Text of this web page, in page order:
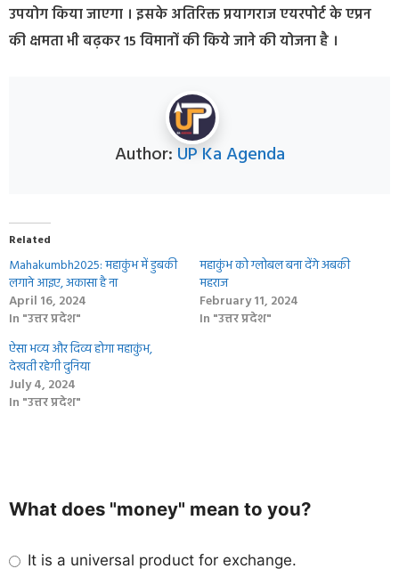
उपयोग किया जाएगा । इसके अतिरिक्त प्रयागराज एयरपोर्ट के एप्रन
की क्षमता भी बढ़कर 15 विमानों की किये जाने की योजना है ।
Author: UP Ka Agenda
Related
Mahakumbh2025: महाकुंभ में डुबकी
लगाने आइए, अकासा है ना
April 16, 2024
In "उत्तर प्रदेश"
महाकुंभ को ग्‍लोबल बना देंगे अबकी
महराज
February 11, 2024
In "उत्तर प्रदेश"
ऐसा भव्‍य और दिव्य होगा महाकुंभ,
देखती रहेगी दुनिया
July 4, 2024
In "उत्तर प्रदेश"
What does "money" mean to you?
It is a universal product for exchange.